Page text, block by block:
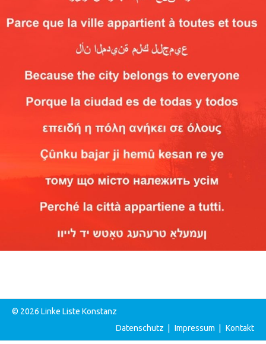
© 2026 Linke Liste Konstanz
Datenschutz | Impressum | Kontakt